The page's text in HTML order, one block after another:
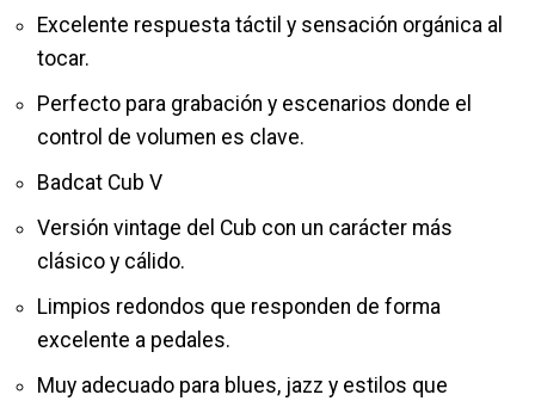
Excelente respuesta táctil y sensación orgánica al
tocar.
Perfecto para grabación y escenarios donde el
control de volumen es clave.
Badcat Cub V
Versión vintage del Cub con un carácter más
clásico y cálido.
Limpios redondos que responden de forma
excelente a pedales.
Muy adecuado para blues, jazz y estilos que